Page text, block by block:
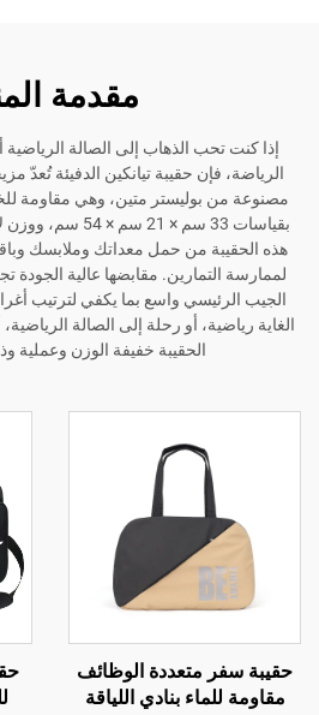
مقدمة المنتج
الذهاب إلى الصالة الرياضية أو السفر
حقيبة تيانكين الدفيئة تُعدّ مزيجًا مثاليًا بين
بوليستر متين، وهي مقاومة للخدوش وعوامل
من حمل معداتك وملابسك وباقي الأغراض
مقابضها عالية الجودة تجعل من حملها
واسع بما يكفي لترتيب أغراضك بشكل
أو رحلة إلى الصالة الرياضية، أو رحلة
الحقيبة خفيفة الوزن وعملية وذات تصميم
متعددة الوظائف
بنادي اللياقة
حقيبة سفر
للماء وقابلة